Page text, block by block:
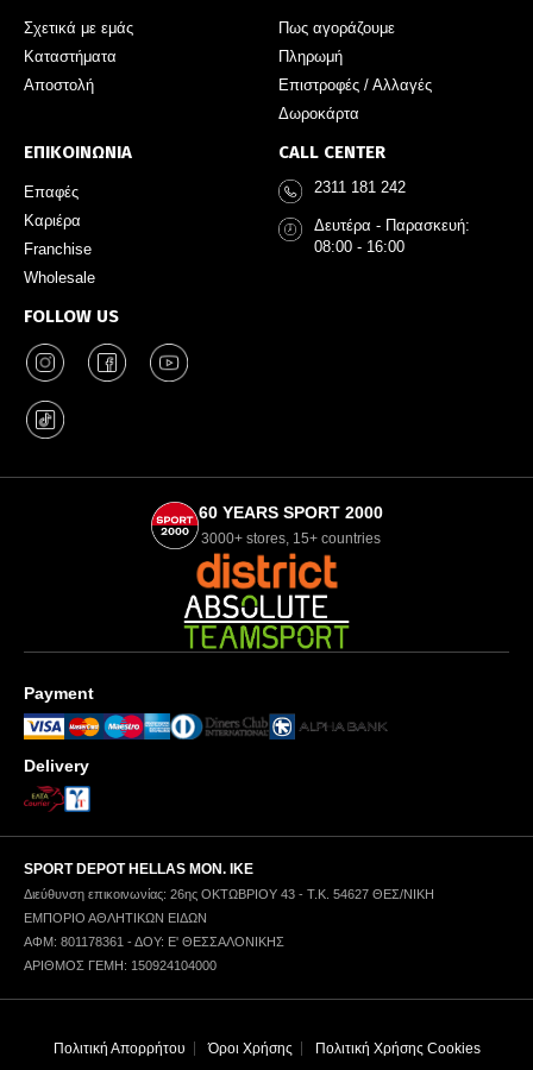
Σχετικά με εμάς
Καταστήματα
Αποστολή
Πως αγοράζουμε
Πληρωμή
Επιστροφές / Αλλαγές
Δωροκάρτα
ΕΠΙΚΟΙΝΩΝΙΑ
Επαφές
Καριέρα
Franchise
Wholesale
FOLLOW US
CALL CENTER
2311 181 242
Δευτέρα - Παρασκευή:
08:00 - 16:00
60 YEARS SPORT 2000
3000+ stores, 15+ countries
Payment
Delivery
SPORT DEPOT HELLAS ΜΟΝ. ΙΚΕ
Διεύθυνση επικοινωνίας: 26ης ΟΚΤΩΒΡΙΟΥ 43 - Τ.Κ. 54627 ΘΕΣ/ΝΙΚΗ
ΕΜΠΟΡΙΟ ΑΘΛΗΤΙΚΩΝ ΕΙΔΩΝ
ΑΦΜ: 801178361 - ΔΟΥ: Ε' ΘΕΣΣΑΛΟΝΙΚΗΣ
ΑΡΙΘΜΟΣ ΓΕΜΗ: 150924104000
Πολιτική Απορρήτου Όροι Χρήσης Πολιτική Χρήσης Cookies